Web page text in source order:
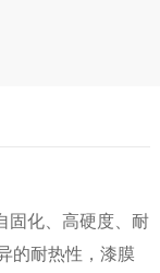
固化、高硬度、耐
的耐热性，漆膜